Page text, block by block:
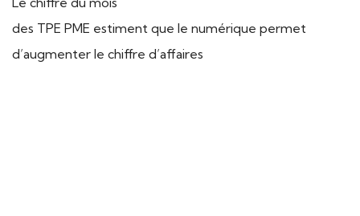
des TPE PME estiment que le numérique permet
d’augmenter le chiffre d’affaires